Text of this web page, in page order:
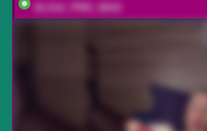
ALISA_PRO_MAX